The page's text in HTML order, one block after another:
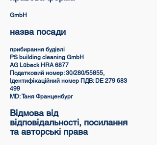
GmbH
назва посади
прибирання будівлі
PS building cleaning GmbH
AG Lübeck HRA 6877
Податковий номер: 30/280/55855,
Ідентифікаційний номер ПДВ: DE 279 683
499
MD: Таня Франценбург
Відмова від
відповідальності, посилання
та авторські права